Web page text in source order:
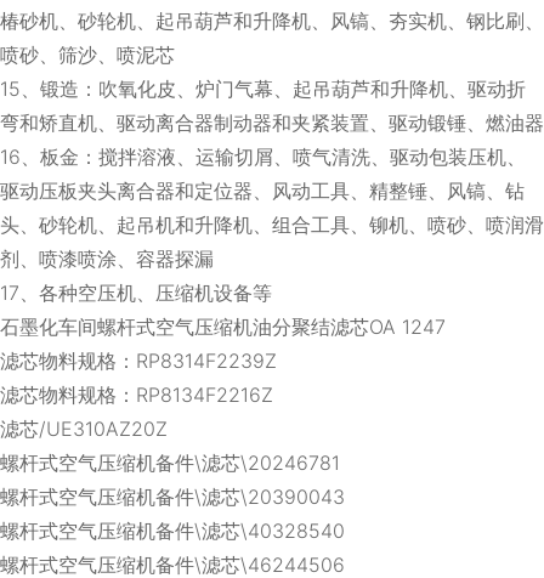
椿砂机、砂轮机、起吊葫芦和升降机、风镐、夯实机、钢比刷、
喷砂、筛沙、喷泥芯
15、锻造：吹氧化皮、炉门气幕、起吊葫芦和升降机、驱动折
弯和矫直机、驱动离合器制动器和夹紧装置、驱动锻锤、燃油器
16、板金：搅拌溶液、运输切屑、喷气清洗、驱动包装压机、
驱动压板夹头离合器和定位器、风动工具、精整锤、风镐、钻
头、砂轮机、起吊机和升降机、组合工具、铆机、喷砂、喷润滑
剂、喷漆喷涂、容器探漏
17、各种空压机、压缩机设备等
石墨化车间螺杆式空气压缩机油分聚结滤芯OA 1247
滤芯物料规格：RP8314F2239Z
滤芯物料规格：RP8134F2216Z
滤芯/UE310AZ20Z
螺杆式空气压缩机备件\滤芯\20246781
螺杆式空气压缩机备件\滤芯\20390043
螺杆式空气压缩机备件\滤芯\40328540
螺杆式空气压缩机备件\滤芯\46244506